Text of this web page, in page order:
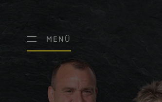
MENÜ
MENÜ